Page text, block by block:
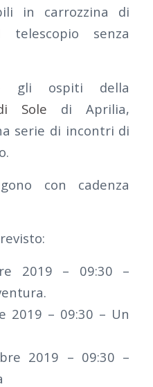
in carrozzina di
senza
gli ospiti della
Sole di Aprilia,
serie di incontri di
con cadenza
2019 – 09:30 –
2019 – 09:30 – Un
2019 – 09:30 –